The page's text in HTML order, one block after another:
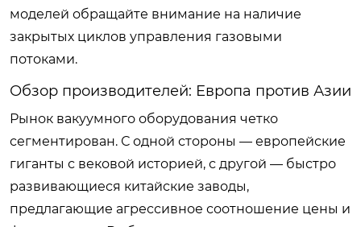
моделей обращайте внимание на наличие
закрытых циклов управления газовыми
потоками.
Обзор производителей: Европа против Азии
Рынок вакуумного оборудования четко
сегментирован. С одной стороны — европейские
гиганты с вековой историей, с другой — быстро
развивающиеся китайские заводы,
предлагающие агрессивное соотношение цены и